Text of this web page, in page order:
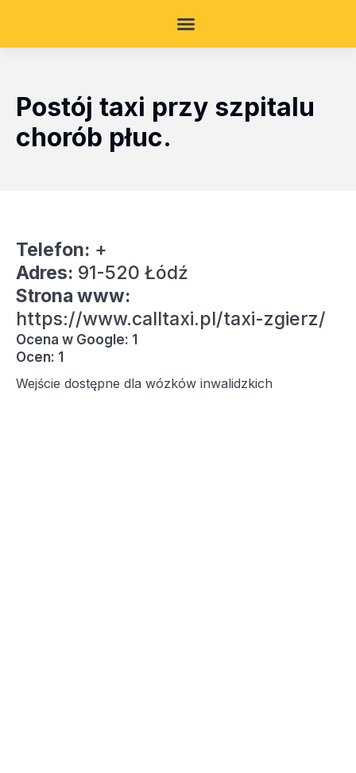
Postój taxi przy szpitalu
chorób płuc.
Telefon: +
Adres: 91-520 Łódź
Strona www:
https://www.calltaxi.pl/taxi-zgierz/
Ocena w Google: 1
Ocen: 1
Wejście dostępne dla wózków inwalidzkich